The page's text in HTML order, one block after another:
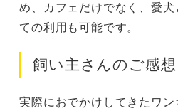
め、カフェだけでなく、愛
ての利用も可能です。
飼い主さんのご感想
実際におでかけしてきたワ